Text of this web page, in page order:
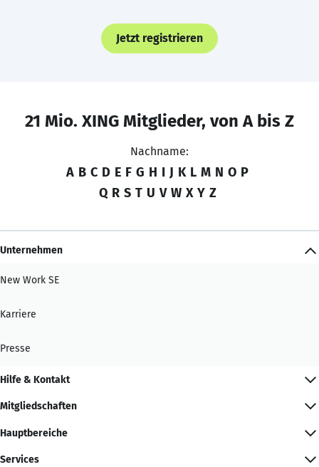
Jetzt registrieren
21 Mio. XING Mitglieder, von A bis Z
Nachname:
A B C D E F G H I J K L M N O P
Q R S T U V W X Y Z
Unternehmen
New Work SE
Karriere
Presse
Hilfe & Kontakt
Mitgliedschaften
Hauptbereiche
Services